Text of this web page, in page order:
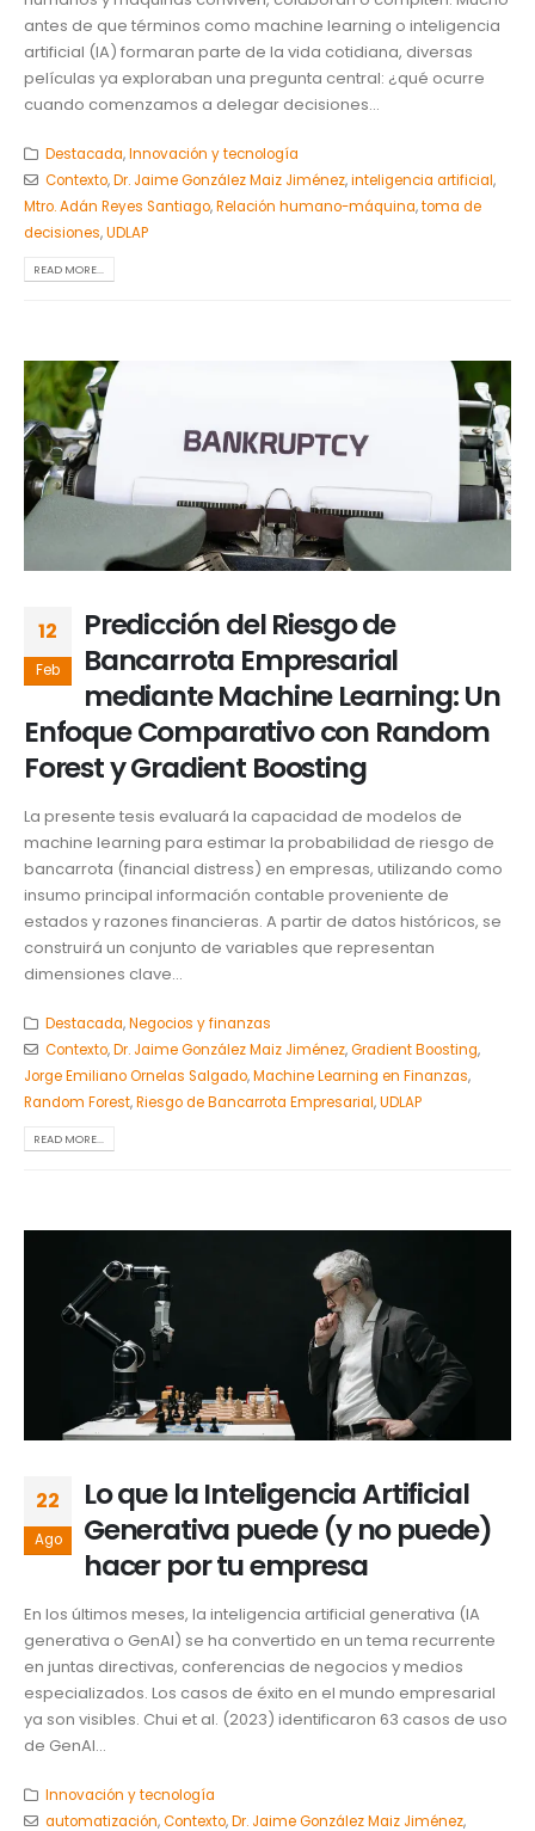
antes de que términos como machine learning o inteligencia
artificial (IA) formaran parte de la vida cotidiana, diversas
películas ya exploraban una pregunta central: ¿qué ocurre
cuando comenzamos a delegar decisiones...
Destacada,Innovación y tecnología
Contexto,Dr. Jaime González Maiz Jiménez,inteligencia artificial,
Mtro. Adán Reyes Santiago,Relación humano-máquina,toma de
decisiones,UDLAP
READ MORE...
12
Feb
Predicción del Riesgo de
Bancarrota Empresarial
mediante Machine Learning: Un
Enfoque Comparativo con Random
Forest y Gradient Boosting
La presente tesis evaluará la capacidad de modelos de
machine learning para estimar la probabilidad de riesgo de
bancarrota (financial distress) en empresas, utilizando como
insumo principal información contable proveniente de
estados y razones financieras. A partir de datos históricos, se
construirá un conjunto de variables que representan
dimensiones clave...
Destacada,Negocios y finanzas
Contexto,Dr. Jaime González Maiz Jiménez,Gradient Boosting,
Jorge Emiliano Ornelas Salgado,Machine Learning en Finanzas,
Random Forest,Riesgo de Bancarrota Empresarial,UDLAP
READ MORE...
22
Ago
Lo que la Inteligencia Artificial
Generativa puede (y no puede)
hacer por tu empresa
En los últimos meses, la inteligencia artificial generativa (IA
generativa o GenAI) se ha convertido en un tema recurrente
en juntas directivas, conferencias de negocios y medios
especializados. Los casos de éxito en el mundo empresarial
ya son visibles. Chui et al. (2023) identificaron 63 casos de uso
de GenAI...
Innovación y tecnología
automatización,Contexto,Dr. Jaime González Maiz Jiménez,